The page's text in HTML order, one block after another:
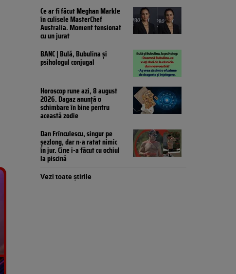
Ce ar fi făcut Meghan Markle
în culisele MasterChef
Australia. Moment tensionat
cu un jurat
BANC | Bulă, Bubulina și
psihologul conjugal
Horoscop rune azi, 8 august
2026. Dagaz anunță o
schimbare în bine pentru
această zodie
Dan Frînculescu, singur pe
șezlong, dar n-a ratat nimic
în jur. Cine i-a făcut cu ochiul
la piscină
Vezi toate știrile